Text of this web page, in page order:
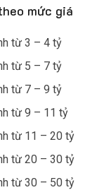
mức giá
từ 3 – 4 tỷ
từ 5 – 7 tỷ
từ 7 – 9 tỷ
từ 9 – 11 tỷ
từ 11 – 20 tỷ
từ 20 – 30 tỷ
từ 30 – 50 tỷ